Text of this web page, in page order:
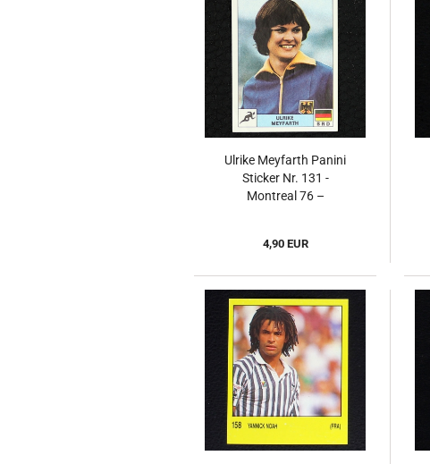
Ulrike Meyfarth Panini
Sticker Nr. 131 -
Montreal 76 –
4,90 EUR